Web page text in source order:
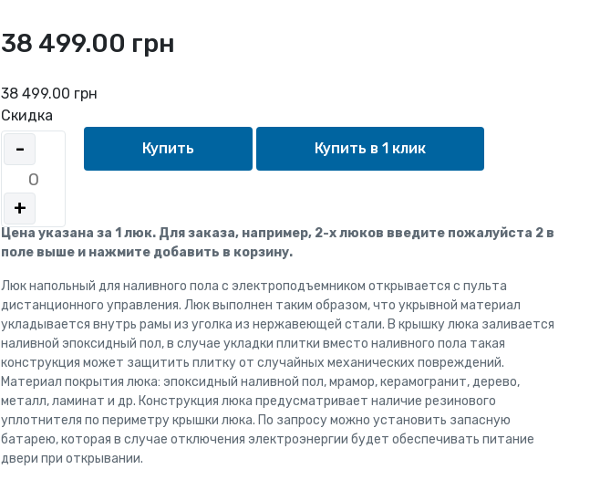
38 499.00 грн
38 499.00 грн
Скидка
-
+
Купить в 1 клик
Цена указана за 1 люк. Для заказа, например, 2-х люков введите пожалуйста 2 в
поле выше и нажмите добавить в корзину.
Люк напольный для наливного пола с электроподъемником открывается с пульта
дистанционного управления. Люк выполнен таким образом, что укрывной материал
укладывается внутрь рамы из уголка из нержавеющей стали. В крышку люка заливается
наливной эпоксидный пол, в случае укладки плитки вместо наливного пола такая
конструкция может защитить плитку от случайных механических повреждений.
Материал покрытия люка: эпоксидный наливной пол, мрамор, керамогранит, дерево,
металл, ламинат и др. Конструкция люка предусматривает наличие резинового
уплотнителя по периметру крышки люка. По запросу можно установить запасную
батарею, которая в случае отключения электроэнергии будет обеспечивать питание
двери при открывании.